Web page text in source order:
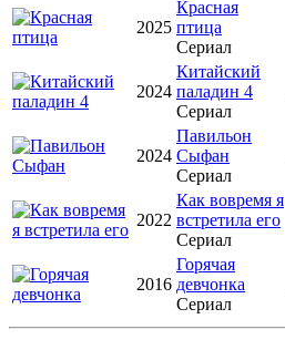
2025
Красная
птица
Сериал
2024
Китайский
паладин 4
Сериал
2024
Павильон
Сыфан
Сериал
2022
Как вовремя я
встретила его
Сериал
2016
Горячая
девчонка
Сериал